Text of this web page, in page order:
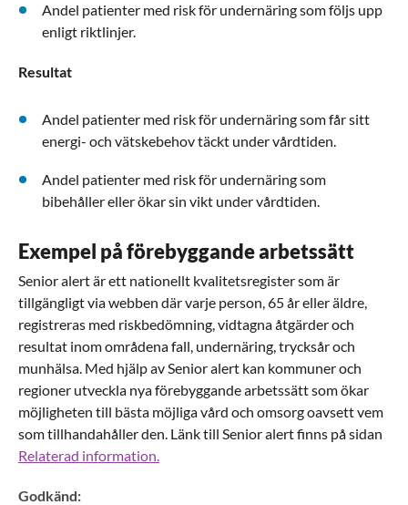
Andel patienter med risk för undernäring som följs upp
enligt riktlinjer.
Resultat
Andel patienter med risk för undernäring som får sitt
energi- och vätskebehov täckt under vårdtiden.
Andel patienter med risk för undernäring som
bibehåller eller ökar sin vikt under vårdtiden.
Exempel på förebyggande arbetssätt
Senior alert är ett nationellt kvalitetsregister som är
tillgängligt via webben där varje person, 65 år eller äldre,
registreras med riskbedömning, vidtagna åtgärder och
resultat inom områdena fall, undernäring, trycksår och
munhälsa. Med hjälp av Senior alert kan kommuner och
regioner utveckla nya förebyggande arbetssätt som ökar
möjligheten till bästa möjliga vård och omsorg oavsett vem
som tillhandahåller den. Länk till Senior alert finns på sidan
Relaterad information.
Godkänd: